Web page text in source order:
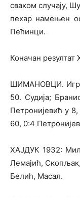
сваком случају,
пехар намењен
Пећинци.
Коначан
ШИМАНОВЦИ.
50. Судија;
Петронијевић у
60, 0:4
ХАЈДУК 1932:
Лемајић,
Белић, Масал.